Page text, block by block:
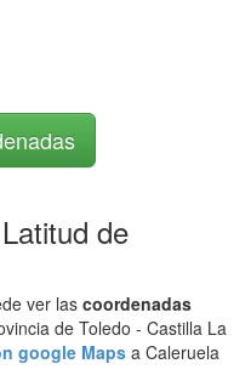
de
ver las coordenadas
de Toledo - Castilla La
google Mapsa Caleruela